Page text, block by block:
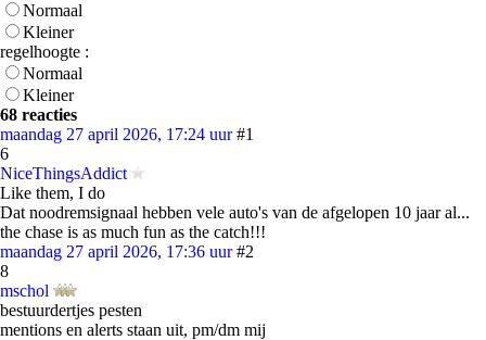
Normaal
Kleiner
regelhoogte :
Normaal
Kleiner
68 reacties
maandag 27 april 2026, 17:24 uur #1
6
NiceThingsAddict
Like them, I do
Dat noodremsignaal hebben vele auto's van de afgelopen 10 jaar al...
the chase is as much fun as the catch!!!
maandag 27 april 2026, 17:36 uur #2
8
mschol
bestuurdertjes pesten
mentions en alerts staan uit, pm/dm mij